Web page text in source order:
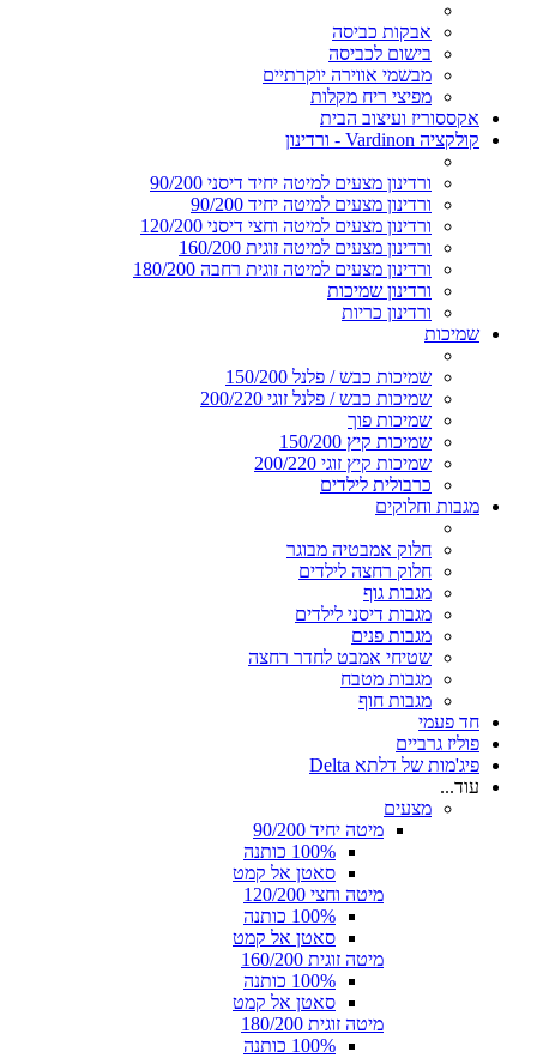
אבקות כביסה
בישום לכביסה
מבשמי אווירה יוקרתיים
מפיצי ריח מקלות
אקססוריז ועיצוב הבית
קולקציה Vardinon - ורדינון
ורדינון מצעים למיטה יחיד דיסני 90/200
ורדינון מצעים למיטה יחיד 90/200
ורדינון מצעים למיטה וחצי דיסני 120/200
ורדינון מצעים למיטה זוגית 160/200
ורדינון מצעים למיטה זוגית רחבה 180/200
ורדינון שמיכות
ורדינון כריות
שמיכות
שמיכות כבש / פלנל 150/200
שמיכות כבש / פלנל זוגי 200/220
שמיכות פוך
שמיכות קיץ 150/200
שמיכות קיץ זוגי 200/220
כרבולית לילדים
מגבות וחלוקים
חלוק אמבטיה מבוגר
חלוק רחצה לילדים
מגבות גוף
מגבות דיסני לילדים
מגבות פנים
שטיחי אמבט לחדר רחצה
מגבות מטבח
מגבות חוף
חד פעמי
פוליז גרביים
פיג'מות של דלתא Delta
עוד...
מצעים
מיטה יחיד 90/200
100% כותנה
סאטן אל קמט
מיטה וחצי 120/200
100% כותנה
סאטן אל קמט
מיטה זוגית 160/200
100% כותנה
סאטן אל קמט
מיטה זוגית 180/200
100% כותנה